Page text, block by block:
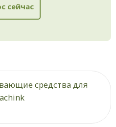
сейчас
средства для